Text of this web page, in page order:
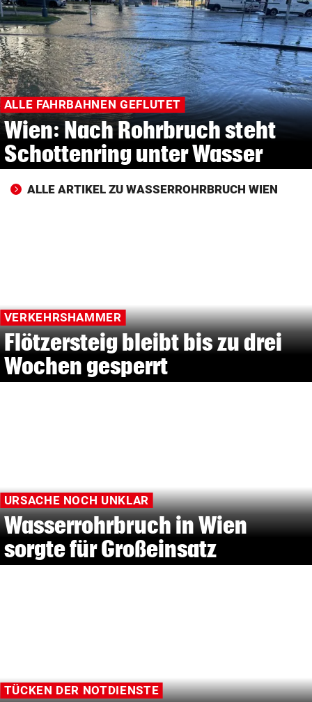
© Krone Multimedia GmbH & Co KG 2026
Muthgasse 2, 1190 Wien
ALLE FAHRBAHNEN GEFLUTET
Wien: Nach Rohrbruch steht
Schottenring unter Wasser
ALLE ARTIKEL ZU WASSERROHRBRUCH WIEN
VERKEHRSHAMMER
Flötzersteig bleibt bis zu drei
Wochen gesperrt
URSACHE NOCH UNKLAR
Wasserrohrbruch in Wien
sorgte für Großeinsatz
TÜCKEN DER NOTDIENSTE